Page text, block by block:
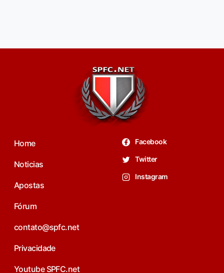
Home
Noticias
Apostas
Fórum
contato@spfc.net
Privacidade
Youtube SPFC.net
Facebook
Twitter
Instagram